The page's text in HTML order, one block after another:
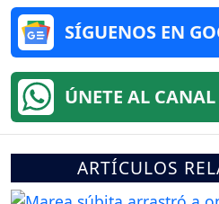
SÍGUENOS EN
ÚNETE AL
ARTÍCULOS